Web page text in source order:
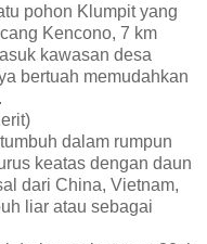
pohon Klumpit yang
Kencono, 7 km
kawasan desa
bertuah memudahkan
dalam rumpun
keatas dengan daun
dari China, Vietnam,
liar atau sebagai